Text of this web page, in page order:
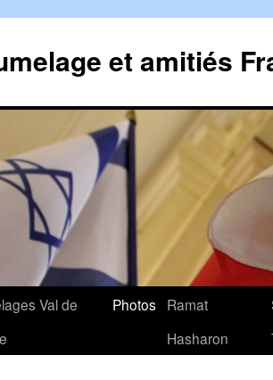
et amitiés
Val de
Photos Ramat
Hasharon